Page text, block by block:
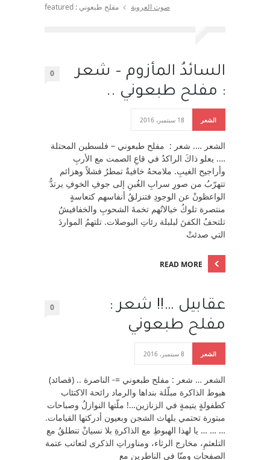
صوت العروبة مفلح طبعوني : featured
السائدُ المأزوم – شعر
: مفلح طبعوني ..
0
الشعر 18 سبتمبر، 2016
الشعر …. شعر : مفلح طبعوني – فلسطين المحتلة
…. يعلو ذاكَ الراكدُ في قاعِ الصمت مع الأربِ
وأراجيح الغيبِ. ملامحهُ خافيةٌ تمطرُ فشلاً وهزائم
تتهرّبُ من صورِ سرابِ الغُبنِ إلى جوفِ الخوفِ يرتدُّ
الواعظونْ عن الوجودِ فتنزلقُ أنفاسهم كتعاسةٍ
منتصرة تلوكُ خيالاتُهم تخمةَ الشحوبِ والخفافيشُ
تلتحفُ الكفنَ لبلبلة رئاتِ البوصلات. تلتهمُ المواردَ
التي صدئتْ
READ MORE
عقابيل …!! شعر :
مفلح طبعوني
0
الشعر 8 سبتمبر، 2016
الشعر … شعر : مفلح طبعوني =- الناصرة .. (قصائد)
هبوط الذاكرة مبلّلة بنداها والرماد رائحة الاكتئاب
كطفولةٍ يتيمةٍ في الزنازين…! ملّتها النوازلُ وصباحات
مبتورة تحتمي بلهاث الشجن وبعيون أدركتها القيامات.
… … … يا لهذا الهبوطِ مع الذاكرةِ بلا نسيانْ تنطلقُ مع
التلعثمِ، مخارج الرثاء، ومناوراتِ الذكرى لتعاتب عتمة
الصفحاتِ ومنّا في الناطرين مع